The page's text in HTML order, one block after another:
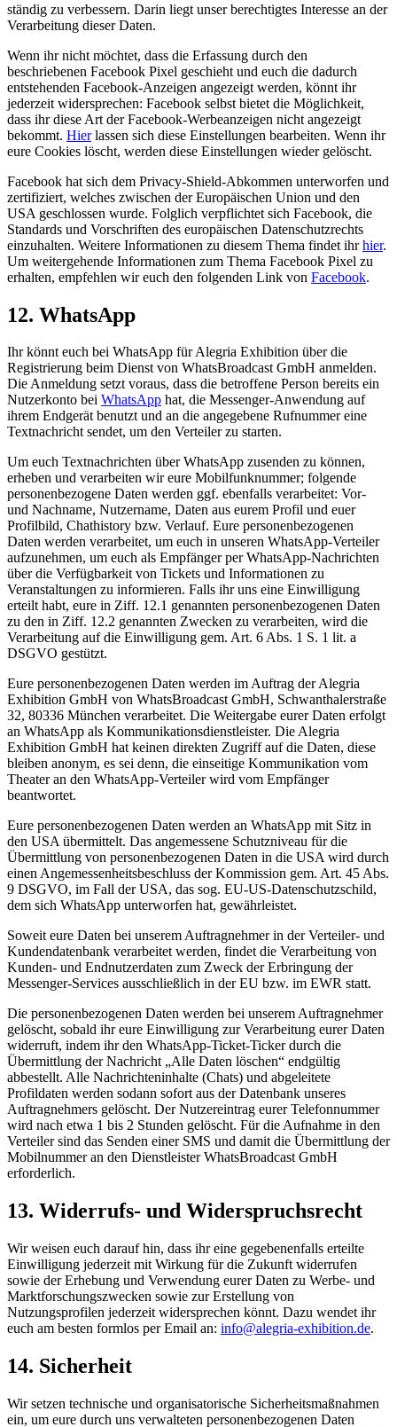
ständig zu verbessern. Darin liegt unser berechtigtes Interesse an der
Verarbeitung dieser Daten.
Wenn ihr nicht möchtet, dass die Erfassung durch den
beschriebenen Facebook Pixel geschieht und euch die dadurch
entstehenden Facebook-Anzeigen angezeigt werden, könnt ihr
jederzeit widersprechen: Facebook selbst bietet die Möglichkeit,
dass ihr diese Art der Facebook-Werbeanzeigen nicht angezeigt
bekommt. Hierlassen sich diese Einstellungen bearbeiten. Wenn ihr
eure Cookies löscht, werden diese Einstellungen wieder gelöscht.
Facebook hat sich dem Privacy-Shield-Abkommen unterworfen und
zertifiziert, welches zwischen der Europäischen Union und den
USA geschlossen wurde. Folglich verpflichtet sich Facebook, die
Standards und Vorschriften des europäischen Datenschutzrechts
einzuhalten. Weitere Informationen zu diesem Thema findet ihrhier.
Um weitergehende Informationen zum Thema Facebook Pixel zu
erhalten, empfehlen wir euch den folgenden Link von Facebook.
12. WhatsApp
Ihr könnt euch bei WhatsApp für Alegria Exhibition über die
Registrierung beim Dienst von WhatsBroadcast GmbH anmelden.
Die Anmeldung setzt voraus, dass die betroffene Person bereits ein
Nutzerkonto bei WhatsApp hat, die Messenger-Anwendung auf
ihrem Endgerät benutzt und an die angegebene Rufnummer eine
Textnachricht sendet, um den Verteiler zu starten.
Um euch Textnachrichten über WhatsApp zusenden zu können,
erheben und verarbeiten wir eure Mobilfunknummer; folgende
personenbezogene Daten werden ggf. ebenfalls verarbeitet: Vor-
und Nachname, Nutzername, Daten aus eurem Profil und euer
Profilbild, Chathistory bzw. Verlauf. Eure personenbezogenen
Daten werden verarbeitet, um euch in unseren WhatsApp-Verteiler
aufzunehmen, um euch als Empfänger per WhatsApp-Nachrichten
über die Verfügbarkeit von Tickets und Informationen zu
Veranstaltungen zu informieren. Falls ihr uns eine Einwilligung
erteilt habt, eure in Ziff. 12.1 genannten personenbezogenen Daten
zu den in Ziff. 12.2 genannten Zwecken zu verarbeiten, wird die
Verarbeitung auf die Einwilligung gem. Art. 6 Abs. 1 S. 1 lit. a
DSGVO gestützt.
Eure personenbezogenen Daten werden im Auftrag der Alegria
Exhibition GmbH von WhatsBroadcast GmbH, Schwanthalerstraße
32, 80336 München verarbeitet. Die Weitergabe eurer Daten erfolgt
an WhatsApp als Kommunikationsdienstleister. Die Alegria
Exhibition GmbH hat keinen direkten Zugriff auf die Daten, diese
bleiben anonym, es sei denn, die einseitige Kommunikation vom
Theater an den WhatsApp-Verteiler wird vom Empfänger
beantwortet.
Eure personenbezogenen Daten werden an WhatsApp mit Sitz in
den USA übermittelt. Das angemessene Schutzniveau für die
Übermittlung von personenbezogenen Daten in die USA wird durch
einen Angemessenheitsbeschluss der Kommission gem. Art. 45 Abs.
9 DSGVO, im Fall der USA, das sog. EU-US-Datenschutzschild,
dem sich WhatsApp unterworfen hat, gewährleistet.
Soweit eure Daten bei unserem Auftragnehmer in der Verteiler- und
Kundendatenbank verarbeitet werden, findet die Verarbeitung von
Kunden- und Endnutzerdaten zum Zweck der Erbringung der
Messenger-Services ausschließlich in der EU bzw. im EWR statt.
Die personenbezogenen Daten werden bei unserem Auftragnehmer
gelöscht, sobald ihr eure Einwilligung zur Verarbeitung eurer Daten
widerruft, indem ihr den WhatsApp-Ticket-Ticker durch die
Übermittlung der Nachricht „Alle Daten löschen“ endgültig
abbestellt. Alle Nachrichteninhalte (Chats) und abgeleitete
Profildaten werden sodann sofort aus der Datenbank unseres
Auftragnehmers gelöscht. Der Nutzereintrag eurer Telefonnummer
wird nach etwa 1 bis 2 Stunden gelöscht. Für die Aufnahme in den
Verteiler sind das Senden einer SMS und damit die Übermittlung der
Mobilnummer an den Dienstleister WhatsBroadcast GmbH
erforderlich.
13. Widerrufs- und Widerspruchsrecht
Wir weisen euch darauf hin, dass ihr eine gegebenenfalls erteilte
Einwilligung jederzeit mit Wirkung für die Zukunft widerrufen
sowie der Erhebung und Verwendung eurer Daten zu Werbe- und
Marktforschungszwecken sowie zur Erstellung von
Nutzungsprofilen jederzeit widersprechen könnt. Dazu wendet ihr
euch am besten formlos per Email an: info@alegria-exhibition.de.
14. Sicherheit
Wir setzen technische und organisatorische Sicherheitsmaßnahmen
ein, um eure durch uns verwalteten personenbezogenen Daten